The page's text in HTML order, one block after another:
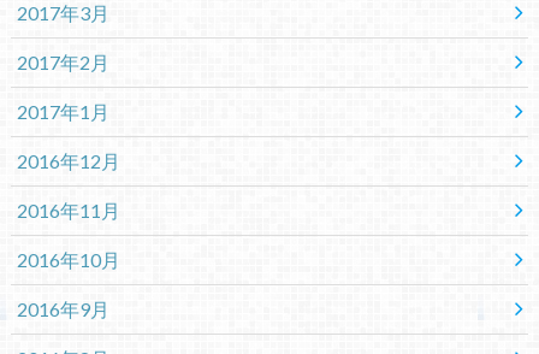
2017年3月
2017年2月
2017年1月
2016年12月
2016年11月
2016年10月
2016年9月